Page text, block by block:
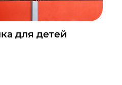
для детей